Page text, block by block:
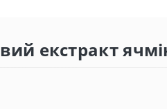
екстракт